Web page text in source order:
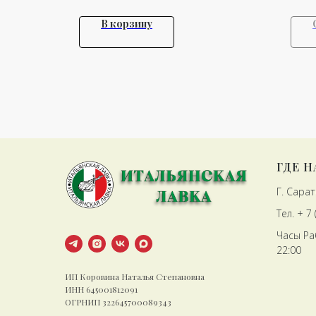
В корзину
ИП Коровина Наталья Степановна
ИНН 645001812091
ОГРНИП 322645700089343
ГДЕ
Г.
Тел. + 7
Часы
22:00